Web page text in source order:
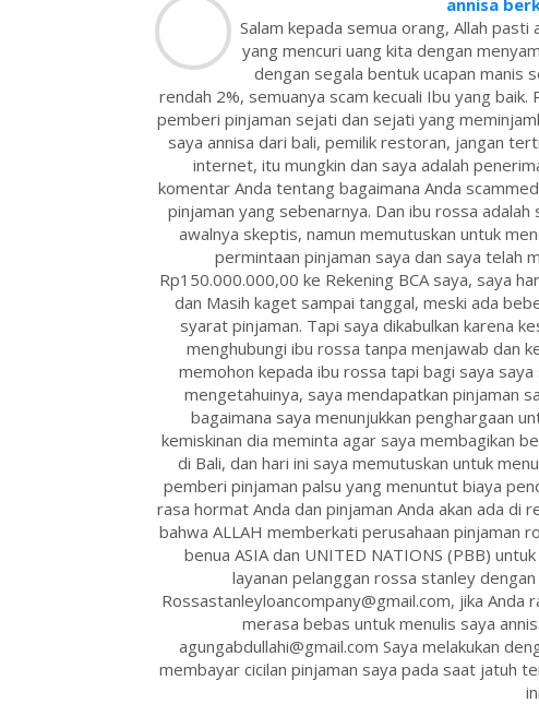
annisa
Salam kepada semua orang, Allah
yang mencuri uang kita dengan
dengan segala bentuk ucapan manis
rendah 2%, semuanya scam kecuali Ibu yang
pemberi pinjaman sejati dan sejati yang
saya annisa dari bali, pemilik restoran, jangan
internet, itu mungkin dan saya adalah
komentar Anda tentang bagaimana Anda
pinjaman yang sebenarnya. Dan ibu rossa
awalnya skeptis, namun memutuskan untuk
permintaan pinjaman saya dan saya telah
Rp150.000.000,00 ke Rekening BCA saya, saya
dan Masih kaget sampai tanggal, meski ada
syarat pinjaman. Tapi saya dikabulkan karena
menghubungi ibu rossa tanpa menjawab dan
memohon kepada ibu rossa tapi bagi saya
mengetahuinya, saya mendapatkan pinjaman
bagaimana saya menunjukkan penghargaan
kemiskinan dia meminta agar saya membagikan
di Bali, dan hari ini saya memutuskan untuk
pemberi pinjaman palsu yang menuntut biaya
rasa hormat Anda dan pinjaman Anda akan ada di
bahwa ALLAH memberkati perusahaan pinjaman
benua ASIA dan UNITED NATIONS (PBB)
layanan pelanggan rossa stanley
Rossastanleyloancompany@gmail.com, jika Anda
merasa bebas untuk menulis saya
agungabdullahi@gmail.com Saya melakukan
membayar cicilan pinjaman saya pada saat jatuh